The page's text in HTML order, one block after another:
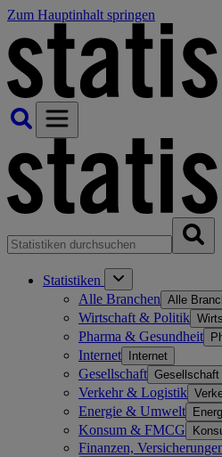
Zum Hauptinhalt springen
Statistiken
Alle Branchen Alle
Wirtschaft & Politik
Pharma & Gesundheit
Internet Internet
Gesellschaft Gesellschaft
Verkehr & Logistik
Energie & Umwelt
Konsum & FMCG
Finanzen,